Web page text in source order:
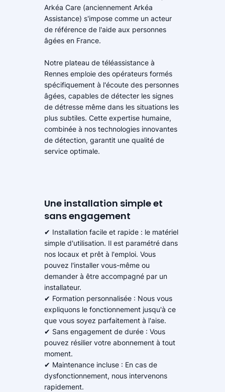
Arkéa Care (anciennement Arkéa
Assistance) s'impose comme un acteur
de référence de l'aide aux personnes
âgées en France.
Notre plateau de téléassistance à
Rennes emploie des opérateurs formés
spécifiquement à l'écoute des personnes
âgées, capables de détecter les signes
de détresse même dans les situations les
plus subtiles. Cette expertise humaine,
combinée à nos technologies innovantes
de détection, garantit une qualité de
service optimale.
Une installation simple et
sans engagement
✔ Installation facile et rapide : le matériel
simple d'utilisation. Il est paramétré dans
nos locaux et prêt à l'emploi. Vous
pouvez l'installer vous-même ou
demander à être accompagné par un
installateur.
✔ Formation personnalisée : Nous vous
expliquons le fonctionnement jusqu'à ce
que vous soyez parfaitement à l'aise.
✔ Sans engagement de durée : Vous
pouvez résilier votre abonnement à tout
moment.
✔ Maintenance incluse : En cas de
dysfonctionnement, nous intervenons
rapidement.